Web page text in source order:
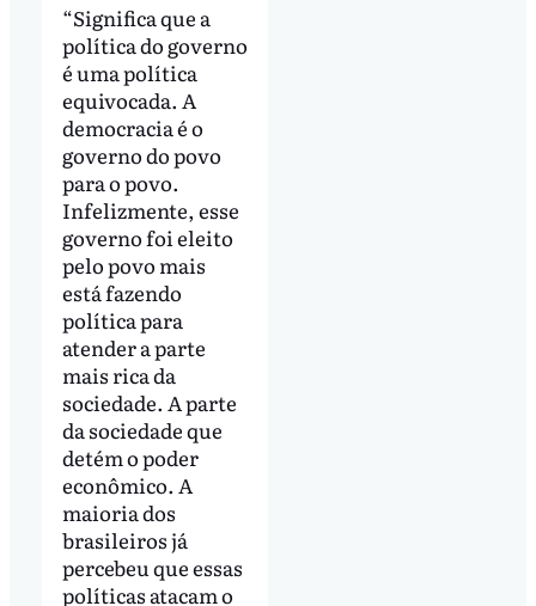
“Significa que a
política do governo
é uma política
equivocada. A
democracia é o
governo do povo
para o povo.
Infelizmente, esse
governo foi eleito
pelo povo mais
está fazendo
política para
atender a parte
mais rica da
sociedade. A parte
da sociedade que
detém o poder
econômico. A
maioria dos
brasileiros já
percebeu que essas
políticas atacam o